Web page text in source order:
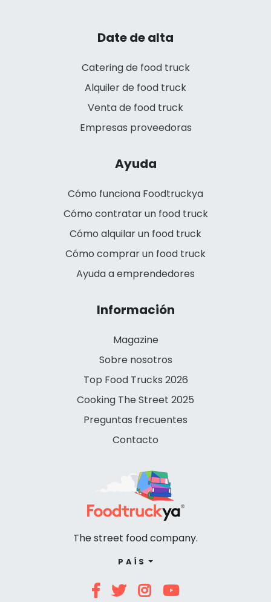
Date de alta
Catering de food truck
Alquiler de food truck
Venta de food truck
Empresas proveedoras
Ayuda
Cómo funciona Foodtruckya
Cómo contratar un food truck
Cómo alquilar un food truck
Cómo comprar un food truck
Ayuda a emprendedores
Información
Magazine
Sobre nosotros
Top Food Trucks 2026
Cooking The Street 2025
Preguntas frecuentes
Contacto
The street food company.
PAÍS